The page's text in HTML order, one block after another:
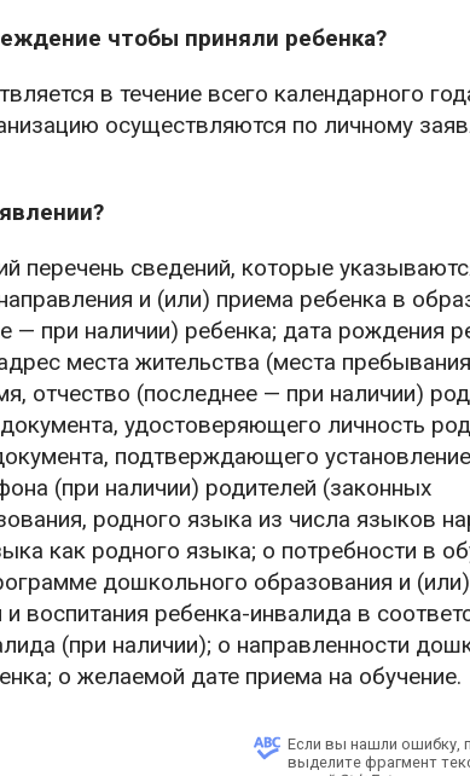
чтобы приняли ребенка?
в течение всего календарного
осуществляются по личному
сведений, которые
и (или) приема ребенка в
— при наличии) ребенка; дата рождения
места жительства (места
отчество (последнее — при наличии)
удостоверяющего личность
подтверждающего
(при наличии) родителей (законных
родного языка из числа языков
как родного языка; о потребности в
дошкольного образования и
воспитания ребенка-инвалида в
(при наличии); о направленности
о желаемой дате приема на обучение.
Если вы нашли ошибку,
выделите фрагмент